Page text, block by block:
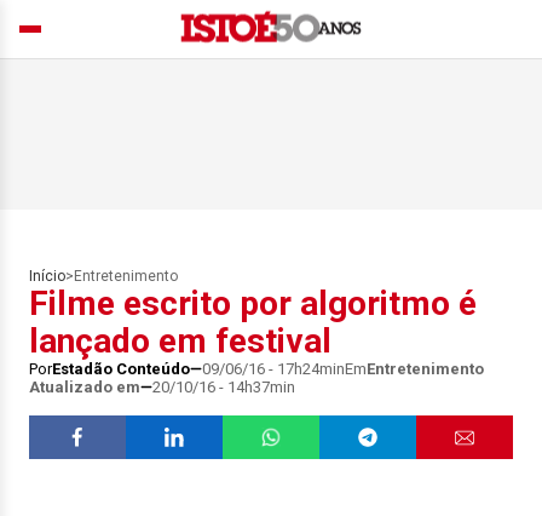
Início> Entretenimento
Filme escrito por algoritmo é
lançado em festival
PorEstadão Conteúdo 09/06/16 - 17h24minEmEntretenimento
Atualizado em
20/10/16 - 14h37min